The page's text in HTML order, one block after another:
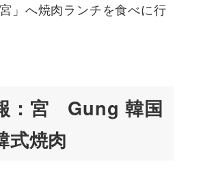
」へ焼肉ランチを食べに行
：宮 Gung 韓国
焼肉